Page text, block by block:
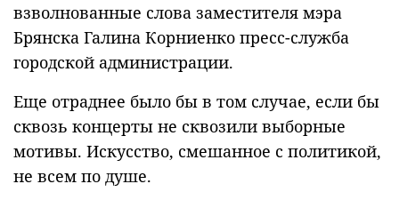
взволнованные слова заместителя мэра
Брянска Галина Корниенко пресс-служба
городской администрации.
Еще отраднее было бы в том случае, если бы
сквозь концерты не сквозили выборные
мотивы. Искусство, смешанное с политикой,
не всем по душе.